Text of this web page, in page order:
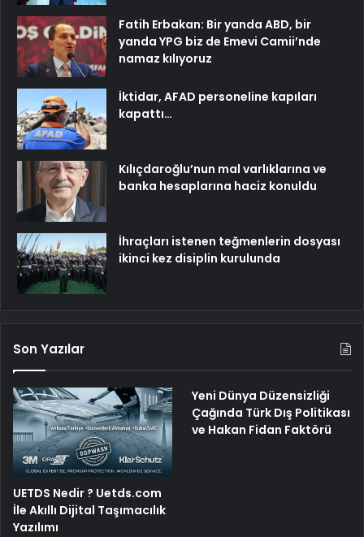
Fatih Erbakan: Bir yanda ABD, bir
yanda YPG biz de Emevi Camii’nde
namaz kılıyoruz
İktidar, AFAD personeline kapıları
kapattı…
Kılıçdaroğlu’nun mal varlıklarına ve
banka hesaplarına haciz konuldu
İhraçları istenen teğmenlerin dosyası
ikinci kez disiplin kurulunda
Son Yazılar
UETDS Nedir ? Uetds.com
İle Akıllı Dijital Taşımacılık
Yazılımı
Yeni Dünya Düzensizliği
Çağında Türk Dış Politikası
ve Hakan Fidan Faktörü